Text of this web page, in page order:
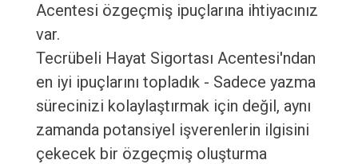
Acentesi özgeçmiş ipuçlarına ihtiyacınız
var.
Tecrübeli Hayat Sigortası Acentesi'ndan
en iyi ipuçlarını topladık - Sadece yazma
sürecinizi kolaylaştırmak için değil, aynı
zamanda potansiyel işverenlerin ilgisini
çekecek bir özgeçmiş oluşturma